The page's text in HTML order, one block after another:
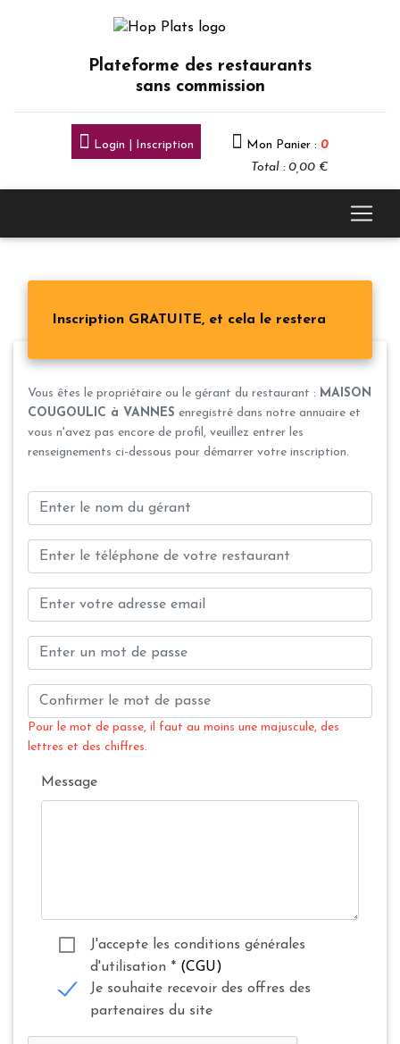
Plateforme des restaurants
sans commission
Login | Inscription Mon Panier : 0
Total : 0,00 €
Inscription GRATUITE, et cela le restera
Vous êtes le propriétaire ou le gérant du restaurant : MAISON
COUGOULIC à VANNES enregistré dans notre annuaire et
vous n'avez pas encore de profil, veuillez entrer les
renseignements ci-dessous pour démarrer votre inscription.
Pour le mot de passe, il faut au moins une majuscule, des
lettres et des chiffres.
Message
J'accepte les conditions générales
d'utilisation * (CGU)
Je souhaite recevoir des offres des
partenaires du site